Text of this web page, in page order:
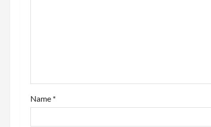
o
n
Name *